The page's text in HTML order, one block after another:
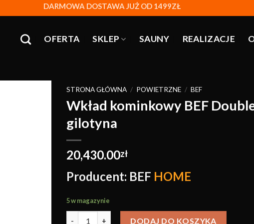
DARMOWA DOSTAWA JUŻ OD 1499ZŁ
OFERTA SKLEP SAUNY REALIZACJE
STRONA GŁÓWNA / POWIETRZNE / BEF
Wkład kominkowy BEF
gilotyna
20,430.00zł
Producent: BEF HOME
5 w magazynie
DODAJ DO KOSZYKA